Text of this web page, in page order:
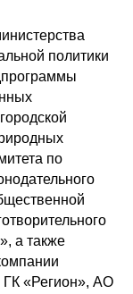
политики
по
а также
«Регион», АО